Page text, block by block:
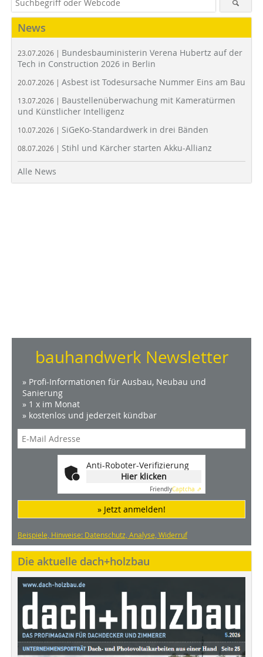
News
23.07.2026 | Bundesbauministerin Verena Hubertz auf der
Tech in Construction 2026 in Berlin
20.07.2026 | Asbest ist Todesursache Nummer Eins am Bau
13.07.2026 | Baustellenüberwachung mit Kameratürmen
und Künstlicher Intelligenz
10.07.2026 | SiGeKo-Standardwerk in drei Bänden
08.07.2026 | Stihl und Kärcher starten Akku-Allianz
Alle News
bauhandwerk Newsletter
» Profi-Informationen für Ausbau, Neubau und
Sanierung
» 1 x im Monat
» kostenlos und jederzeit kündbar
Anti-Roboter-Verifizierung
Hier klicken
FriendlyCaptcha ⇗
» Jetzt anmelden!
Beispiele, Hinweise: Datenschutz, Analyse, Widerruf
Die aktuelle dach+holzbau